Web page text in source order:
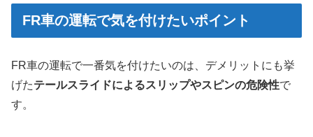
FR車の運転で気を付けたいポイント
FR車の運転で一番気を付けたいのは、デメリットにも挙
げたテールスライドによるスリップやスピンの危険性で
す。